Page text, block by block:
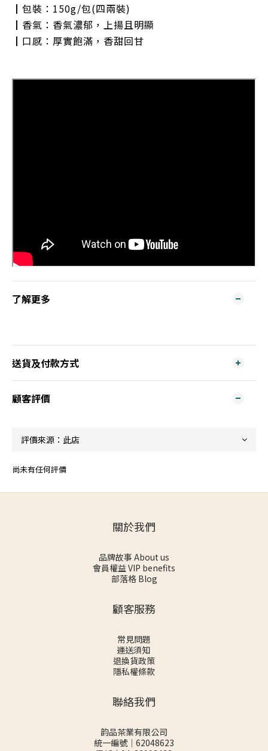
┃包裝：150g/包(四兩裝)
┃香氣：香氣濃郁，上揚且明顯
┃口感：厚實飽滿，香甜回甘
了解更多
送貨及付款方式
顧客評價
尚未有任何評價
關於我們
品牌故事 About us
會員權益 VIP benefits
部落格 Blog
顧客服務
常見問題
運送須知
退換貨政策
隱私權條款
聯絡我們
韵品茶業有限公司
統一編號｜62048623